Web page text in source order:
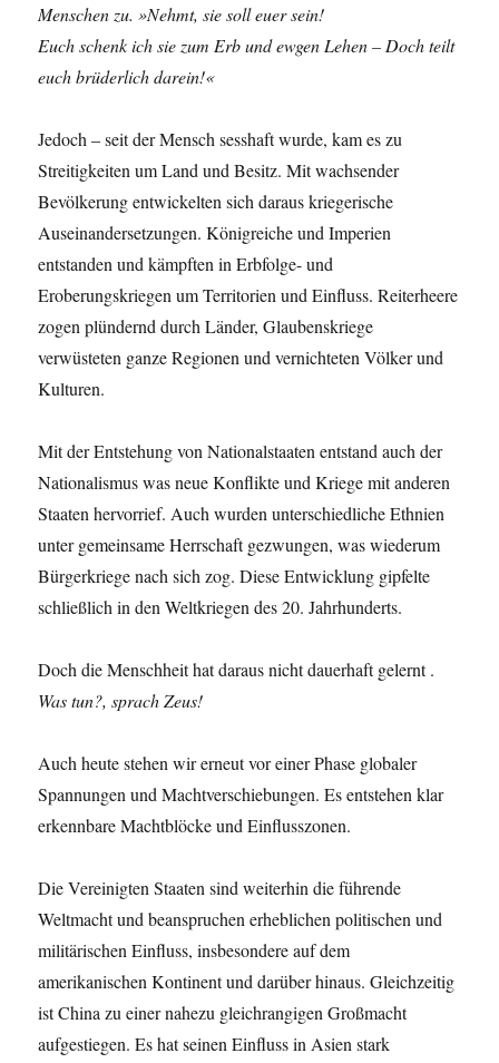
Menschen zu. »Nehmt, sie soll euer sein!
Euch schenk ich sie zum Erb und ewgen Lehen – Doch teilt
euch brüderlich darein!«
Jedoch – seit der Mensch sesshaft wurde, kam es zu
Streitigkeiten um Land und Besitz. Mit wachsender
Bevölkerung entwickelten sich daraus kriegerische
Auseinandersetzungen. Königreiche und Imperien
entstanden und kämpften in Erbfolge- und
Eroberungskriegen um Territorien und Einfluss. Reiterheere
zogen plündernd durch Länder, Glaubenskriege
verwüsteten ganze Regionen und vernichteten Völker und
Kulturen.
Mit der Entstehung von Nationalstaaten entstand auch der
Nationalismus was neue Konflikte und Kriege mit anderen
Staaten hervorrief. Auch wurden unterschiedliche Ethnien
unter gemeinsame Herrschaft gezwungen, was wiederum
Bürgerkriege nach sich zog. Diese Entwicklung gipfelte
schließlich in den Weltkriegen des 20. Jahrhunderts.
Doch die Menschheit hat daraus nicht dauerhaft gelernt .
Was tun?, sprach Zeus!
Auch heute stehen wir erneut vor einer Phase globaler
Spannungen und Machtverschiebungen. Es entstehen klar
erkennbare Machtblöcke und Einflusszonen.
Die Vereinigten Staaten sind weiterhin die führende
Weltmacht und beanspruchen erheblichen politischen und
militärischen Einfluss, insbesondere auf dem
amerikanischen Kontinent und darüber hinaus. Gleichzeitig
ist China zu einer nahezu gleichrangigen Großmacht
aufgestiegen. Es hat seinen Einfluss in Asien stark